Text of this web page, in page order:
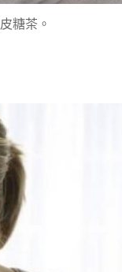
糖茶。